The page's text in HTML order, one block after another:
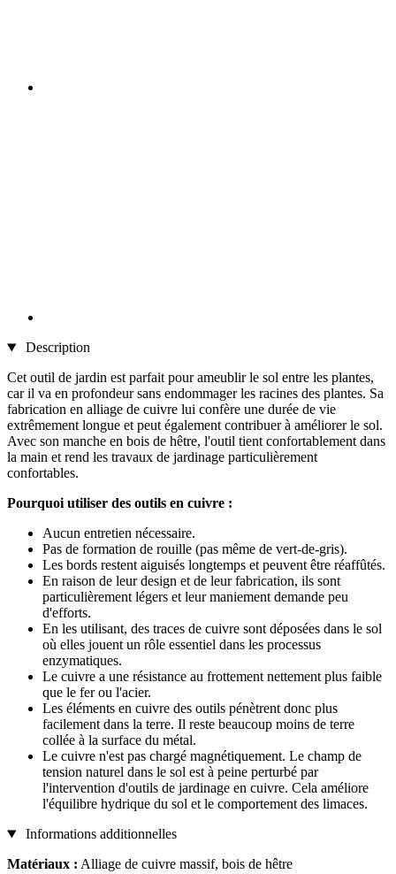
Description
Cet outil de jardin est parfait pour ameublir le sol entre les plantes,
car il va en profondeur sans endommager les racines des plantes. Sa
fabrication en alliage de cuivre lui confère une durée de vie
extrêmement longue et peut également contribuer à améliorer le sol.
Avec son manche en bois de hêtre, l'outil tient confortablement dans
la main et rend les travaux de jardinage particulièrement
confortables.
Pourquoi utiliser des outils en cuivre :
Aucun entretien nécessaire.
Pas de formation de rouille (pas même de vert-de-gris).
Les bords restent aiguisés longtemps et peuvent être réaffûtés.
En raison de leur design et de leur fabrication, ils sont
particulièrement légers et leur maniement demande peu
d'efforts.
En les utilisant, des traces de cuivre sont déposées dans le sol
où elles jouent un rôle essentiel dans les processus
enzymatiques.
Le cuivre a une résistance au frottement nettement plus faible
que le fer ou l'acier.
Les éléments en cuivre des outils pénètrent donc plus
facilement dans la terre. Il reste beaucoup moins de terre
collée à la surface du métal.
Le cuivre n'est pas chargé magnétiquement. Le champ de
tension naturel dans le sol est à peine perturbé par
l'intervention d'outils de jardinage en cuivre. Cela améliore
l'équilibre hydrique du sol et le comportement des limaces.
Informations additionnelles
Matériaux : Alliage de cuivre massif, bois de hêtre